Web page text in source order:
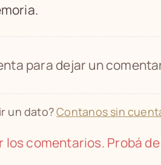
para dejar un
un dato?Contanos sin
los comentarios. Probá